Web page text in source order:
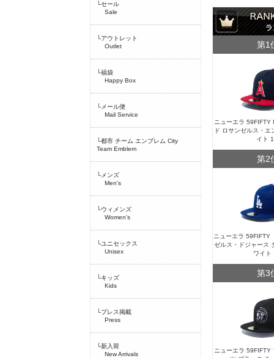
└セール
Sale
└アウトレット
Outlet
└福袋
Happy Box
└メール便
Mail Service
└都市 チーム エンブレム City
Team Emblem
└メンズ
Men's
└ウィメンズ
Women's
└ユニセックス
Unisex
└キッズ
Kids
└プレス掲載
Press
└新入荷
New Arrivals
第1
ニューエラ 59FIFTY
ド ロサンゼルス・エ
イト
第2
ニューエラ 59FIFTY
ゼルス・ドジャース
ワイト
第3
ニューエラ 59FIFTY